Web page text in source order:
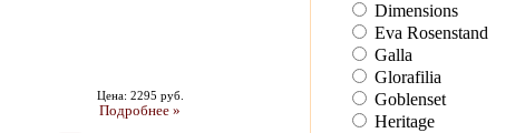
Цена: 2295 руб.
Подробнее »
Dimensions
Eva Rosenstand
Galla
Glorafilia
Goblenset
Heritage